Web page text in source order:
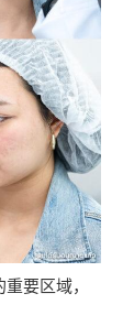
要区域，